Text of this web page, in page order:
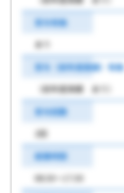
賞与有無
あり
賞与（前年度実績）有無
（前年度実績 あり）
賞与回数
2回
就業時間
08:30～17:30